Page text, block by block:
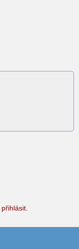
přihlásit